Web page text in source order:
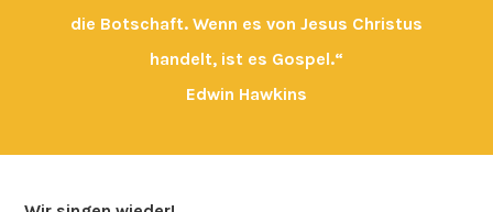
die Botschaft. Wenn es von Jesus Christus
handelt, ist es Gospel.“
Edwin Hawkins